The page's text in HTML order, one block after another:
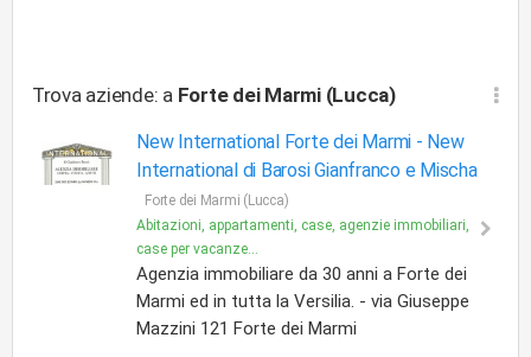
Trova aziende: a Forte dei Marmi (Lucca)
New International Forte dei Marmi - New
International di Barosi Gianfranco e Mischa
Forte dei Marmi (Lucca)
Abitazioni, appartamenti, case, agenzie immobiliari,
case per vacanze...
Agenzia immobiliare da 30 anni a Forte dei
Marmi ed in tutta la Versilia. - via Giuseppe
Mazzini 121 Forte dei Marmi